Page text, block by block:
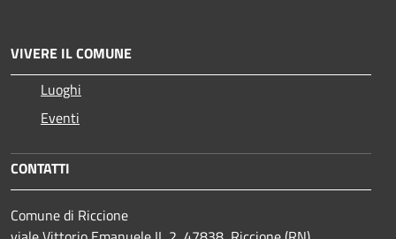
VIVERE IL COMUNE
Luoghi
Eventi
CONTATTI
Comune di Riccione